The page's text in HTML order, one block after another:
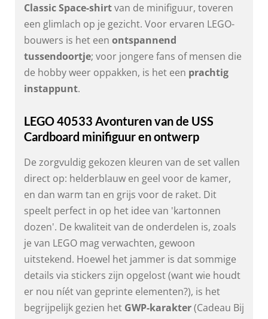
Classic Space-shirtvan de minifiguur, toveren
een glimlach op je gezicht. Voor ervaren LEGO-
bouwers is het een ontspannend
tussendoortje; voor jongere fans of mensen die
de hobby weer oppakken, is het een prachtig
instappunt.
LEGO 40533 Avonturen van de USS
Cardboard minifiguur en ontwerp
De zorgvuldig gekozen kleuren van de set vallen
direct op: helderblauw en geel voor de kamer,
en dan warm tan en grijs voor de raket. Dit
speelt perfect in op het idee van 'kartonnen
dozen'. De kwaliteit van de onderdelen is, zoals
je van LEGO mag verwachten, gewoon
uitstekend. Hoewel het jammer is dat sommige
details via stickers zijn opgelost (want wie houdt
er nou níét van geprinte elementen?), is het
begrijpelijk gezien het GWP-karakter(Cadeau Bij